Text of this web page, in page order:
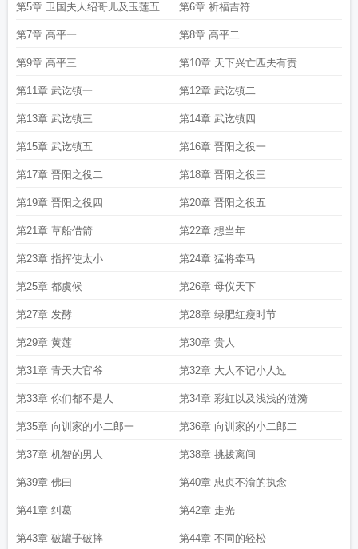
第5章 卫国夫人绍哥儿及玉莲五 第6章 祈福吉符
第7章 高平一 第8章 高平二
第9章 高平三 第10章 天下兴亡匹夫有责
第11章 武讫镇一 第12章 武讫镇二
第13章 武讫镇三 第14章 武讫镇四
第15章 武讫镇五 第16章 晋阳之役一
第17章 晋阳之役二 第18章 晋阳之役三
第19章 晋阳之役四 第20章 晋阳之役五
第21章 草船借箭 第22章 想当年
第23章 指挥使太小 第24章 猛将牵马
第25章 都虞候 第26章 母仪天下
第27章 发酵 第28章 绿肥红瘦时节
第29章 黄莲 第30章 贵人
第31章 青天大官爷 第32章 大人不记小人过
第33章 你们都不是人 第34章 彩虹以及浅浅的涟漪
第35章 向训家的小二郎一 第36章 向训家的小二郎二
第37章 机智的男人 第38章 挑拨离间
第39章 佛曰 第40章 忠贞不渝的执念
第41章 纠葛 第42章 走光
第43章 破罐子破摔 第44章 不同的轻松